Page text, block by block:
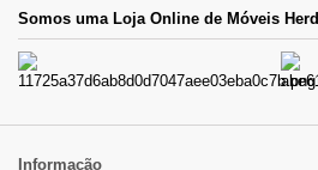
Somos uma Loja Online de Móveis
Informação